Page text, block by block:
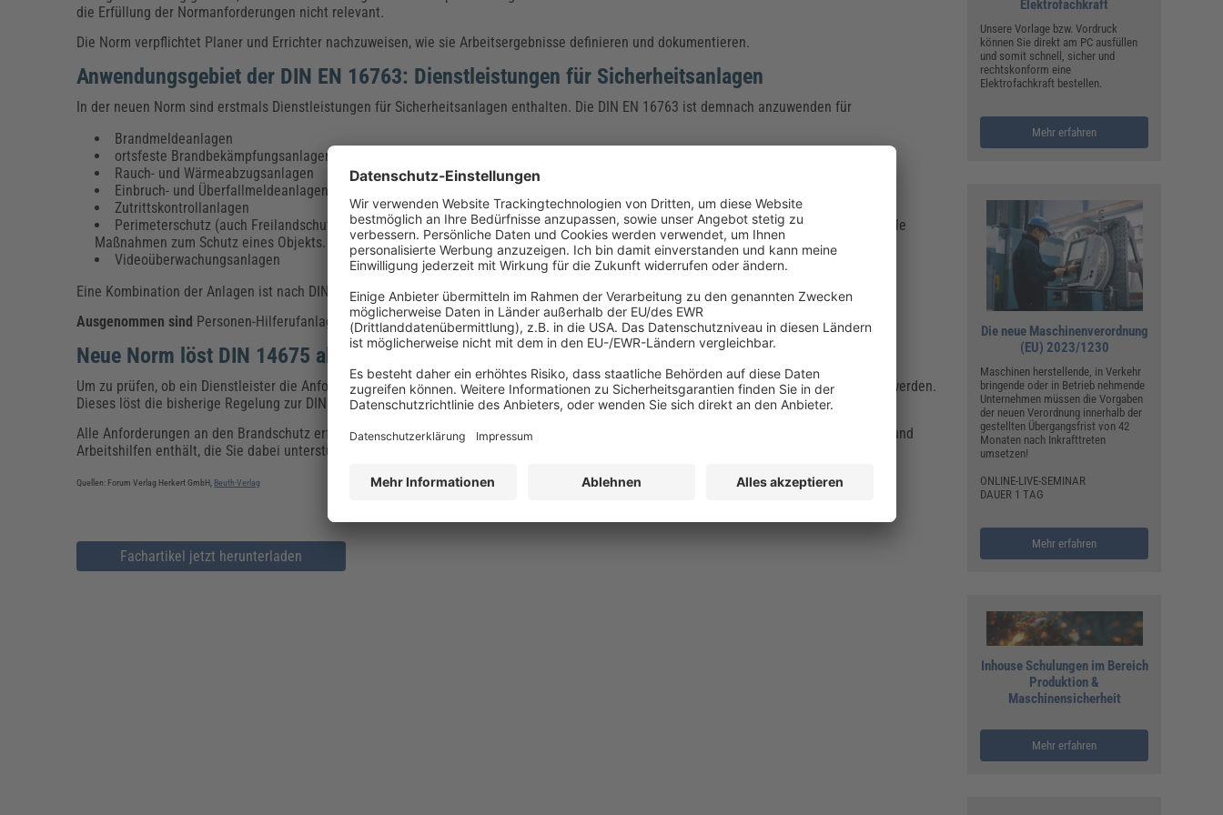
die Erfüllung der Normanforderungen nicht relevant.
Die Norm verpflichtet Planer und Errichter nachzuweisen, wie sie Arbeitsergebnisse definieren und dokumentieren.
Anwendungsgebiet der DIN EN 16763: Dienstleistungen für Sicherheitsanlagen
In der neuen Norm sind erstmals Dienstleistungen für Sicherheitsanlagen enthalten. Die DIN EN 16763 ist demnach anzuwenden für
Brandmeldeanlagen
ortsfeste Brandbekämpfungsanlagen
Rauch- und Wärmeabzugsanlagen
Einbruch- und Überfallmeldeanlagen
Zutrittskontrollanlagen
Perimeterschutz (auch Freilandschutz genannt). Perimeterschutz beinhaltet mechanische, bauliche, organisatorische sowie personelle
Maßnahmen zum Schutz eines Objekts.
Videoüberwachungsanlagen
Eine Kombination der Anlagen ist nach DIN EN 16763 ebenfalls möglich.
Ausgenommen sind Personen-Hilferufanlagen sowie Alarmempfangszentralen.
Neue Norm löst DIN 14675 ab
Um zu prüfen, ob ein Dienstleister die Anforderungen der Norm erfüllt hat, muss ergänzend zur Norm ein Zertifizierungsschema erarbeitet werden.
Dieses löst die bisherige Regelung zur DIN 14675 für Brandmeldeanlagen und Sprachalarmanlagen ab.
Alle Anforderungen an den Brandschutz erfüllen Sie mit dem"Sicherheitshandbuch Brandschutz"
, das bewährte Leitfäden, Hilfestellungen und
Arbeitshilfen enthält, die Sie dabei unterstützen, die gesetzlich geforderten Maßnahmen in Ihrem Unternehmen umzusetzen.
Quellen: Forum Verlag Herkert GmbH, Beuth-Verlag
Fachartikel jetzt herunterladen
Elektrofachkraft
Unsere Vorlage bzw. Vordruck
können Sie direkt am PC ausfüllen
und somit schnell, sicher und
rechtskonform eine
Elektrofachkraft bestellen.
Mehr erfahren
Die neue Maschinenverordnung
(EU) 2023/1230
Maschinen herstellende, in Verkehr
bringende oder in Betrieb nehmende
Unternehmen müssen die Vorgaben
der neuen Verordnung innerhalb der
gestellten Übergangsfrist von 42
Monaten nach Inkrafttreten
umsetzen!
ONLINE-LIVE-SEMINAR
DAUER 1 TAG
Mehr erfahren
Inhouse Schulungen im Bereich
Produktion &
Maschinensicherheit
Mehr erfahren